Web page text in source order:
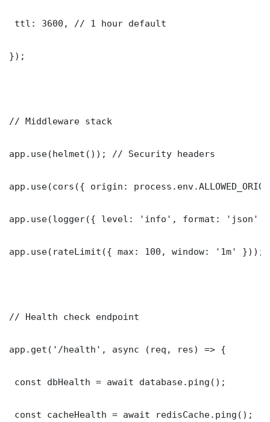
ttl: 3600, // 1 hour default
});
// Middleware stack
app.use(helmet()); // Security headers
app.use(cors({ origin:
app.use(logger({ level: 'info', format: 'json'
app.use(rateLimit({ max: 100, window: '1m' }));
// Health check endpoint
app.get('/health', async (req, res) => {
const dbHealth = await database.ping();
const cacheHealth = await redisCache.ping();